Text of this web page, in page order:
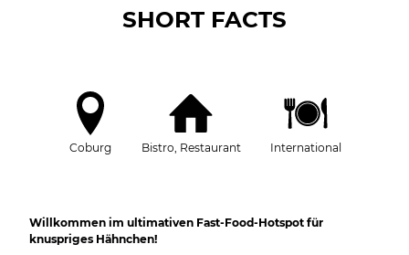
SHORT FACTS
Coburg Bistro, Restaurant International
Willkommen im ultimativen Fast-Food-Hotspot für
knuspriges Hähnchen!